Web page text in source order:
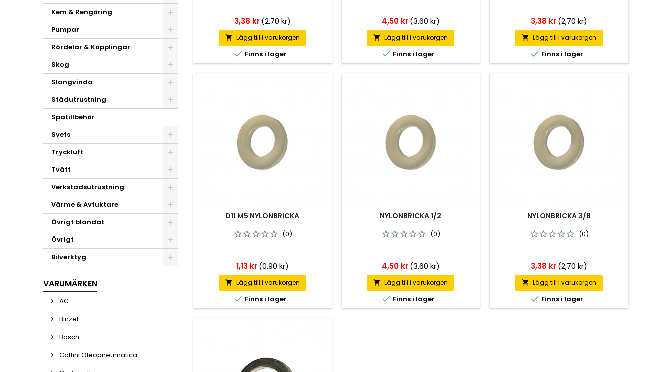
Kem & Rengöring
Pumpar
Rördelar & Kopplingar
Skog
Slangvinda
Städutrustning
Spatillbehör
Svets
Tryckluft
Tvätt
Verkstadsutrustning
Värme & Avfuktare
Övrigt blandat
Övrigt
Bilverktyg
VARUMÄRKEN
AC
Binzel
Bosch
Cattini Oleopneumatica
Pris
3,38 kr(2,70 kr)
 Lägg till i varukorgen
 Finns i lager
Pris
4,50 kr(3,60 kr)
 Lägg till i varukorgen
 Finns i lager
Pris
3,38 kr(2,70 kr)
 Lägg till i varukorgen
 Finns i lager
D11 M5 NYLONBRICKA
(0)
Pris
1,13 kr(0,90 kr)
 Lägg till i varukorgen
 Finns i lager
NYLONBRICKA 1/2
(0)
Pris
4,50 kr(3,60 kr)
 Lägg till i varukorgen
 Finns i lager
NYLONBRICKA 3/8
(0)
Pris
3,38 kr(2,70 kr)
 Lägg till i varukorgen
 Finns i lager